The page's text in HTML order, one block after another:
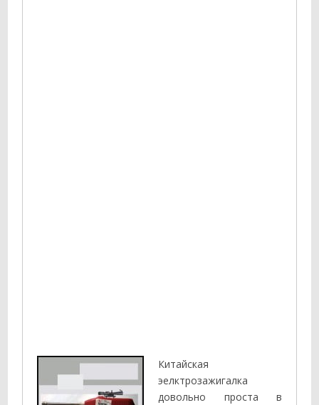
Китайская
эелктрозажигалка
довольно проста в